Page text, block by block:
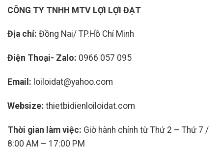
CÔNG TY TNHH MTV LỢI LỢI ĐẠT
Địa chỉ: Đồng Nai/ TP.Hồ Chí Minh
Điện Thoại- Zalo: 0966 057 095
Email: loiloidat@yahoo.com
Websize: thietbidienloiloidat.com
Thời gian làm việc: Giờ hành chính từ Thứ 2 – Thứ 7 /
8:00 AM – 17:00 PM